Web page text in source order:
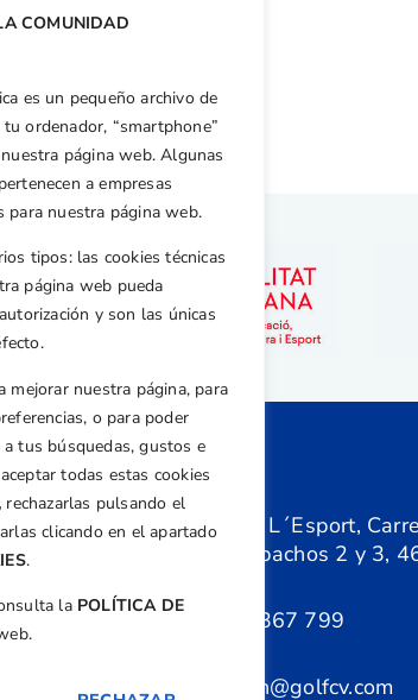
COMUNIDAD
es un pequeño archivo de
ordenador, “smartphone”
página web. Algunas
a empresas
para nuestra página web.
tipos: las cookies técnicas
página web pueda
y son las únicas
mejorar nuestra página, para
o para poder
tus búsquedas, gustos e
todas estas cookies
rechazarlas pulsando el
clicando en el apartado
.
la POLÍTICA DE
Dirección
Centre de L´Esport,
Nº 5, Despachos 2 y 3,
+34 961 367 799
federacion@golfcv.com